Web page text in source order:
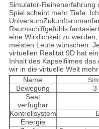
Simulator-Reihenerfahrung
Spiel scheint mehr Tiefe.
Raumschiffgefühls
eine Wirklichkeit zu
meisten Leute wünschen.
virtuellen Realität 9D hat
Inhalt des Kapselfilmes das
wir in die virtuelle Welt
Name
Bewegung
Seat
verfügbar
Kontrollsystem
Energie